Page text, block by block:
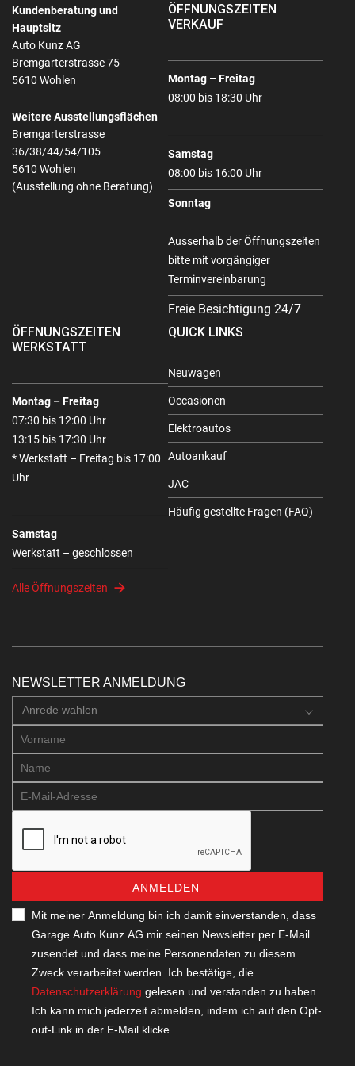
Kundenberatung und
Hauptsitz
Auto Kunz AG
Bremgarterstrasse 75
5610 Wohlen
Weitere Ausstellungsflächen
Bremgarterstrasse
36/38/44/54/105
5610 Wohlen
(Ausstellung ohne Beratung)
ÖFFNUNGSZEITEN
VERKAUF
Montag – Freitag
08:00 bis 18:30 Uhr
Samstag
08:00 bis 16:00 Uhr
Sonntag
Ausserhalb der Öffnungszeiten
bitte mit vorgängiger
Terminvereinbarung
Freie Besichtigung 24/7
ÖFFNUNGSZEITEN
WERKSTATT
Montag – Freitag
07:30 bis 12:00 Uhr
13:15 bis 17:30 Uhr
* Werkstatt – Freitag bis 17:00
Uhr
Samstag
Werkstatt – geschlossen
Alle Öffnungszeiten
QUICK LINKS
Neuwagen
Occasionen
Elektroautos
Autoankauf
JAC
Häufig gestellte Fragen (FAQ)
NEWSLETTER ANMELDUNG
Anrede wahlen
ANMELDEN
Mit meiner Anmeldung bin ich damit einverstanden, dass
Garage Auto Kunz AG mir seinen Newsletter per E-Mail
zusendet und dass meine Personendaten zu diesem
Zweck verarbeitet werden. Ich bestätige, die
Datenschutzerklärung gelesen und verstanden zu haben.
Ich kann mich jederzeit abmelden, indem ich auf den Opt-
out-Link in der E-Mail klicke.